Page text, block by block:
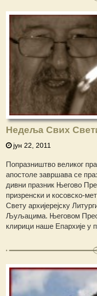
Недеља Свих
јун 22, 2011
Попразништво великог
апостоле завршава се
дивни празник Његово
призренски и косовско-
Свету архијерејску
Љуљацима. Његовом
клирици наше Епархије у